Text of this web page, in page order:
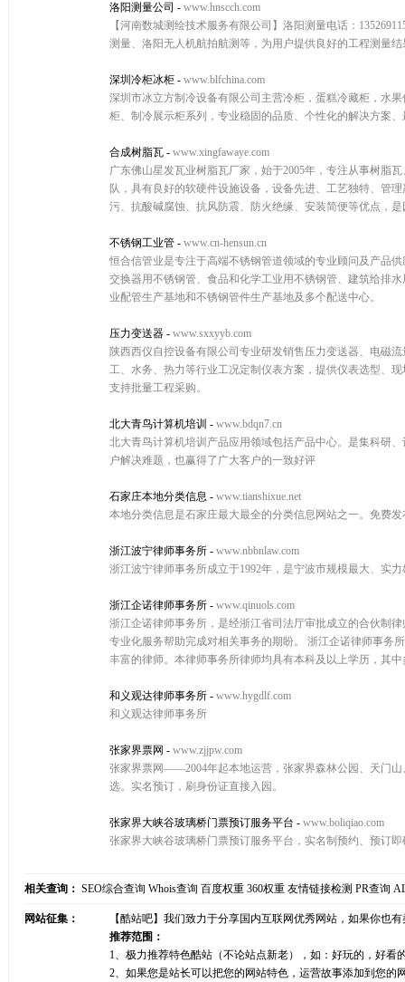
洛阳测量公司 - www.hnscch.com
【河南数城测绘技术服务有限公司】洛阳测量电话：
测量、洛阳无人机航拍航测等，为用户提供良好的工程测量
深圳冷柜冰柜 - www.blfchina.com
深圳市冰立方制冷设备有限公司主营冷柜，蛋糕冷藏柜，水
柜、制冷展示柜系列，专业稳固的品质、个性化的解决方案
合成树脂瓦 - www.xingfawaye.com
广东佛山星发瓦业树脂瓦厂家，始于2005年，专注从事树脂
队，具有良好的软硬件设施设备，设备先进、工艺独特、管
污、抗酸碱腐蚀、抗风防震、防火绝缘、安装简便等优点，
不锈钢工业管 - www.cn-hensun.cn
恒合信管业是专注于高端不锈钢管道领域的专业顾问及产品
交换器用不锈钢管、食品和化学工业用不锈钢管、建筑给排
业配管生产基地和不锈钢管件生产基地及多个配送中心。
压力变送器 - www.sxxyyb.com
陕西西仪自控设备有限公司专业研发销售压力变送器、电磁
工、水务、热力等行业工况定制仪表方案，提供仪表选型、
支持批量工程采购。
北大青鸟计算机培训 - www.bdqn7.cn
北大青鸟计算机培训产品应用领域包括产品中心。是集科研
户解决难题，也赢得了广大客户的一致好评
石家庄本地分类信息 - www.tianshixue.net
本地分类信息是石家庄最大最全的分类信息网站之一。免费
浙江波宁律师事务所 - www.nbbnlaw.com
浙江波宁律师事务所成立于1992年，是宁波市规模最大、实
浙江企诺律师事务所 - www.qinuols.com
浙江企诺律师事务所，是经浙江省司法厅审批成立的合伙制
专业化服务帮助完成对相关事务的期盼。 浙江企诺律师事务
丰富的律师。本律师事务所律师均具有本科及以上学历，其
和义观达律师事务所 - www.hygdlf.com
和义观达律师事务所
张家界票网 - www.zjjpw.com
张家界票网——2004年起本地运营，张家界森林公园、天门
选。实名预订，刷身份证直接入园。
张家界大峡谷玻璃桥门票预订服务平台 - www.boliqiao.com
张家界大峡谷玻璃桥门票预订服务平台，实名制预约、预订
相关查询： SEO综合查询 Whois查询 百度权重 360权重 友情链接检测 PR查询
网站征集：
【酷站吧】我们致力于分享国内互联网优秀网站，如果你也
推荐范围：
1、极力推荐特色酷站（不论站点新老），如：好玩的，好
2、如果您是站长可以把您的网站特色，运营故事添加到您